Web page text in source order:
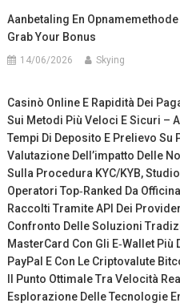
Aanbetaling En
Grab Your Bonus
14/06/2026 Skying
Casinò Online E Rapidità Dei
Sui Metodi Più Veloci E Sicuri –
Tempi Di Deposito E Prelievo
Valutazione Dell’impatto Delle
Sulla Procedura KYC/KYB,
Operatori Top‑ranked Da
Raccolti Tramite API Dei
Confronto Delle Soluzioni
MasterCard Con Gli E‑wallet
PayPal E Con Le Criptovalute
Il Punto Ottimale Tra Velocità
Esplorazione Delle Tecnologie